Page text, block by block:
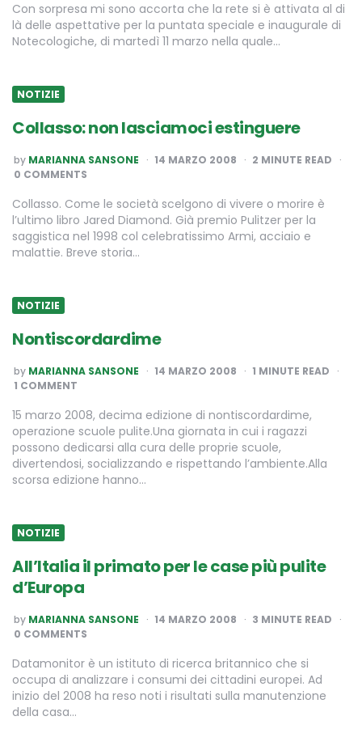
Con sorpresa mi sono accorta che la rete si è attivata al di
là delle aspettative per la puntata speciale e inaugurale di
Notecologiche, di martedì 11 marzo nella quale…
NOTIZIE
Collasso: non lasciamoci estinguere
POSTED
BY
by MARIANNA SANSONE 14 MARZO 2008 2 MINUTE READ
0 COMMENTS
Collasso. Come le società scelgono di vivere o morire è
l’ultimo libro Jared Diamond. Già premio Pulitzer per la
saggistica nel 1998 col celebratissimo Armi, acciaio e
malattie. Breve storia…
NOTIZIE
Nontiscordardime
POSTED
BY
by MARIANNA SANSONE 14 MARZO 2008 1 MINUTE READ
1 COMMENT
15 marzo 2008, decima edizione di nontiscordardime,
operazione scuole pulite.Una giornata in cui i ragazzi
possono dedicarsi alla cura delle proprie scuole,
divertendosi, socializzando e rispettando l’ambiente.Alla
scorsa edizione hanno…
NOTIZIE
All’Italia il primato per le case più pulite
d’Europa
POSTED
BY
by MARIANNA SANSONE 14 MARZO 2008 3 MINUTE READ
0 COMMENTS
Datamonitor è un istituto di ricerca britannico che si
occupa di analizzare i consumi dei cittadini europei. Ad
inizio del 2008 ha reso noti i risultati sulla manutenzione
della casa…